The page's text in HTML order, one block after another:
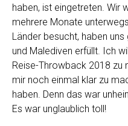
haben, ist eingetreten. Wir
mehrere Monate
Länder besucht, haben
und Malediven erfüllt. Ich
Reise-Throwback 2018 zu
mir noch einmal klar zu
haben. Denn das war
Es war unglaublich toll!